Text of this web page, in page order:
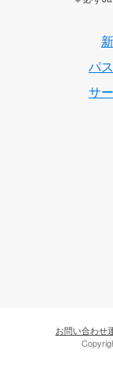
パ
サ
お問い合わせ